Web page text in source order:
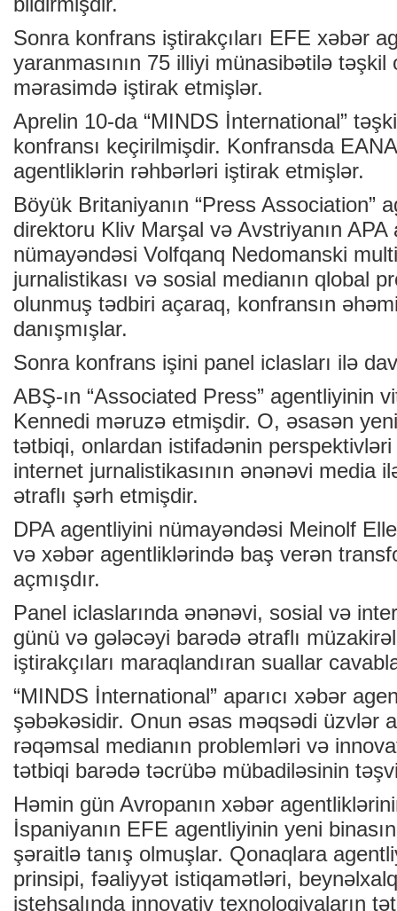
Sonra konfrans iştirakçıları EFE xəbər
yaranmasının 75 illiyi münasibətilə
mərasimdə iştirak etmişlər.
Aprelin 10-da “MINDS İnternational”
konfransı keçirilmişdir. Konfransda
agentliklərin rəhbərləri iştirak etmişlər.
Böyük Britaniyanın “Press Association”
direktoru Kliv Marşal və Avstriyanın APA
nümayəndəsi Volfqanq Nedomanski
jurnalistikası və sosial medianın qlobal
olunmuş tədbiri açaraq, konfransın
danışmışlar.
Sonra konfrans işini panel iclasları ilə
ABŞ-ın “Associated Press” agentliyinin
Kennedi məruzə etmişdir. O, əsasən
tətbiqi, onlardan istifadənin
internet jurnalistikasının ənənəvi media
ətraflı şərh etmişdir.
DPA agentliyini nümayəndəsi Meinolf
və xəbər agentliklərində baş verən
açmışdır.
Panel iclaslarında ənənəvi, sosial və
günü və gələcəyi barədə ətraflı
iştirakçıları maraqlandıran suallar
“MINDS İnternational” aparıcı xəbər
şəbəkəsidir. Onun əsas məqsədi üzvlər
rəqəmsal medianın problemləri və
tətbiqi barədə təcrübə mübadiləsinin
Həmin gün Avropanın xəbər
İspaniyanın EFE agentliyinin yeni
şəraitlə tanış olmuşlar. Qonaqlara
prinsipi, fəaliyyət istiqamətləri,
istehsalında innovativ texnologiyaların